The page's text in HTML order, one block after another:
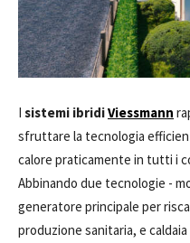
I sistemi ibridiViessmann
sfruttare la tecnologia
calore praticamente in tutti i
Abbinando due tecnologie -
generatore principale per
produzione sanitaria, e